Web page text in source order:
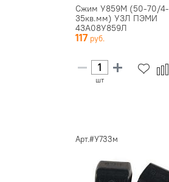
Сжим У859М (50-70/4-
35кв.мм) УЗЛ ПЭМИ
43А08У859Л
117
шт
Арт.#У733м